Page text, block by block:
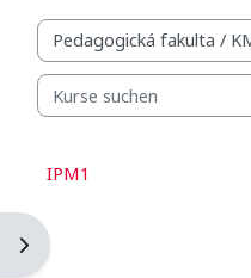
Blockleiste öffnen
Kursbereiche
Kurse suchen
IPM1